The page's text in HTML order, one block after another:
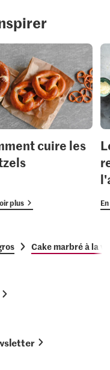
cuire les
plus
Cake marbré à la